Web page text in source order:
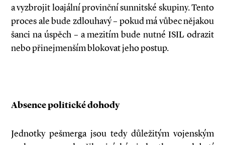
a vyzbrojit loajální provinční sunnitské skupiny. Tento
proces ale bude zdlouhavý – pokud má vůbec nějakou
šanci na úspěch – a mezitím bude nutné ISIL odrazit
nebo přinejmenším blokovat jeho postup.
Absence politické dohody
Jednotky pešmerga jsou tedy důležitým vojenským